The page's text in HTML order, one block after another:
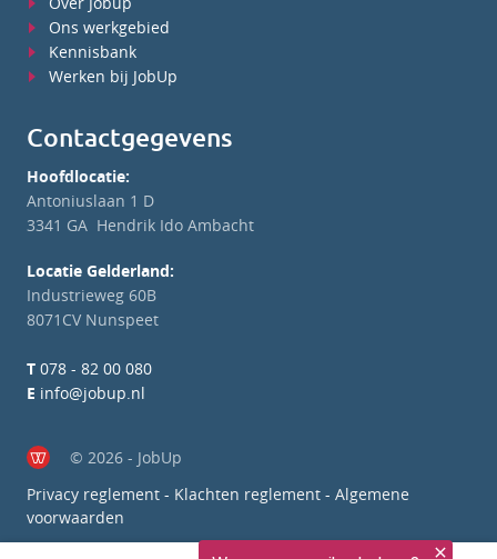
Ons werkgebied
Kennisbank
Werken bij JobUp
Contactgegevens
Hoofdlocatie:
Antoniuslaan 1 D
3341 GA Hendrik Ido Ambacht
Locatie Gelderland:
Industrieweg 60B
8071CV Nunspeet
T 078 - 82 00 080
E info@jobup.nl
© 2026 - JobUp
Privacy reglement - Klachten reglement - Algemene
voorwaarden